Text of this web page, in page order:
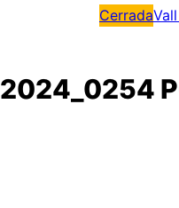
Cerrada
2024_0254